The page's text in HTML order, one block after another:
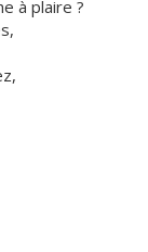
à plaire ?